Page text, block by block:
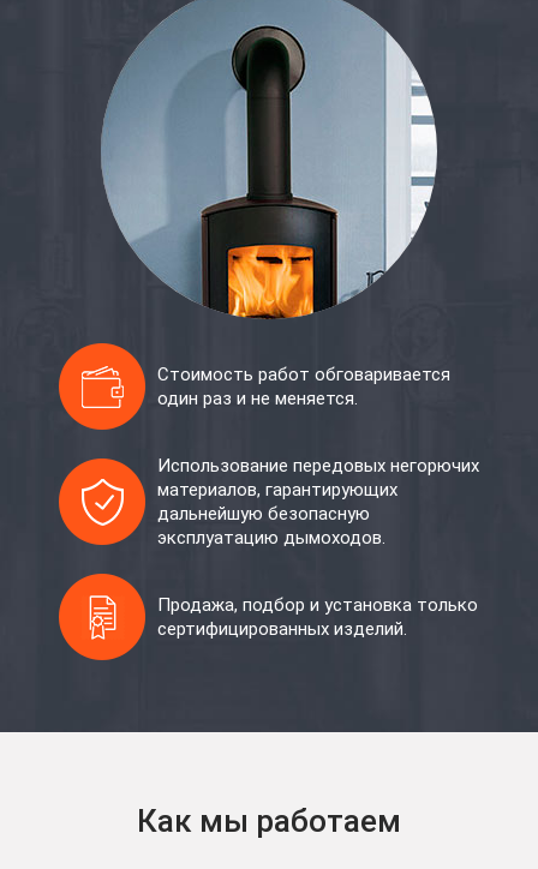
Стоимость работ обговаривается
один раз и не меняется.
Использование передовых негорючих
материалов, гарантирующих
дальнейшую безопасную
эксплуатацию дымоходов.
Продажа, подбор и установка только
сертифицированных изделий.
Как мы работаем